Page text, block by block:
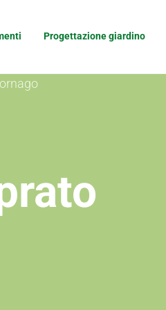
Progettazione giardino